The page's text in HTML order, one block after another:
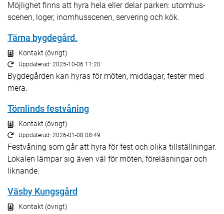
Möjlighet finns att hyra hela eller delar parken: utomhus-
scenen, loger, inomhusscenen, servering och kök.
Tärna bygdegård.
Kontakt (övrigt)
Uppdaterad: 2025-10-06 11:20
Bygdegården kan hyras för möten, middagar, fester med
mera.
Törnlinds festvåning
Kontakt (övrigt)
Uppdaterad: 2026-01-08 08:49
Festvåning som går att hyra för fest och olika tillställningar.
Lokalen lämpar sig även väl för möten, föreläsningar och
liknande.
Väsby Kungsgård
Kontakt (övrigt)